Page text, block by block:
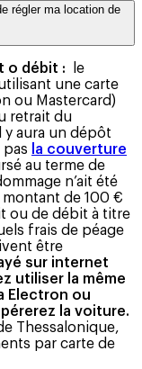
régler ma location de
o débit : le
une carte
ou Mastercard)
retrait du
y aura un dépôt
la couverture
au terme de
n’ait été
de 100 €
ou de débit à titre
frais de péage
être
sur internet
utiliser la même
Electron ou
la voiture.
Thessalonique,
par carte de